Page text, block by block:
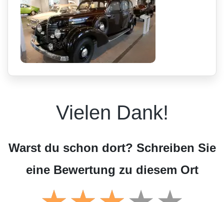
Vielen Dank!
Warst du schon dort? Schreiben Sie
eine Bewertung zu diesem Ort